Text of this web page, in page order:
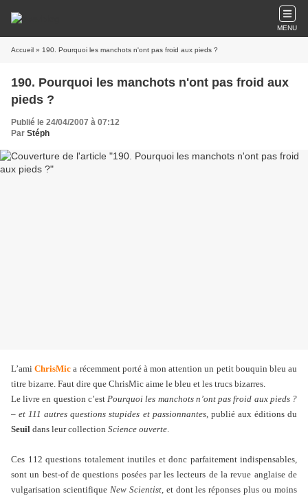
MENU
Accueil » 190. Pourquoi les manchots n'ont pas froid aux pieds ?
190. Pourquoi les manchots n'ont pas froid aux
pieds ?
Publié le 24/04/2007 à 07:12
Par Stéph
L’amiChrisMic a récemment porté à mon attention un petit bouquin bleu au
titre bizarre. Faut dire que ChrisMic aime le bleu et les trucs bizarres.
Le livre en question c’estPourquoi les manchots n’ont pas froid aux pieds ?
– et 111 autres questions stupides et passionnantes, publié aux éditions du
Seuil dans leur collection Science ouverte.
Ces 112 questions totalement inutiles et donc parfaitement indispensables,
sont un best-of de questions posées par les lecteurs de la revue anglaise de
vulgarisation scientifique New Scientist, et dont les réponses plus ou moins